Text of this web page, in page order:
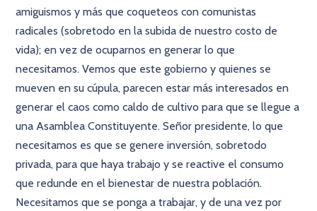
amiguismos y más que coqueteos con comunistas
radicales (sobretodo en la subida de nuestro costo de
vida); en vez de ocuparnos en generar lo que
necesitamos. Vemos que este gobierno y quienes se
mueven en su cúpula, parecen estar más interesados en
generar el caos como caldo de cultivo para que se llegue a
una Asamblea Constituyente. Señor presidente, lo que
necesitamos es que se genere inversión, sobretodo
privada, para que haya trabajo y se reactive el consumo
que redunde en el bienestar de nuestra población.
Necesitamos que se ponga a trabajar, y de una vez por